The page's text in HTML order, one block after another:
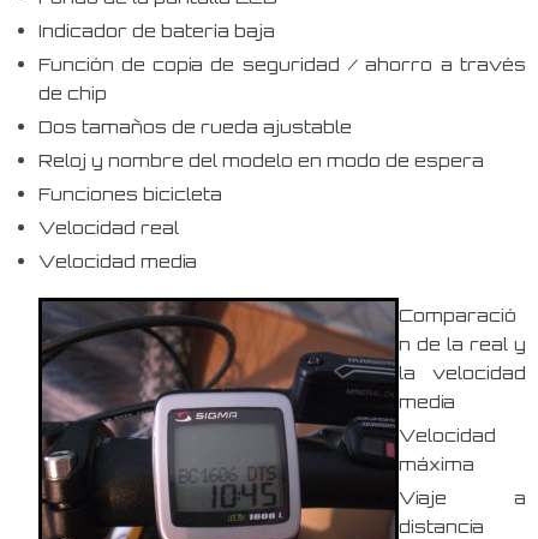
Indicador de batería baja
Función de copia de seguridad / ahorro a través
de chip
Dos tamaños de rueda ajustable
Reloj y nombre del modelo en modo de espera
Funciones bicicleta
Velocidad real
Velocidad media
Comparació
n de la real y
la velocidad
media
Velocidad
máxima
Viaje a
distancia